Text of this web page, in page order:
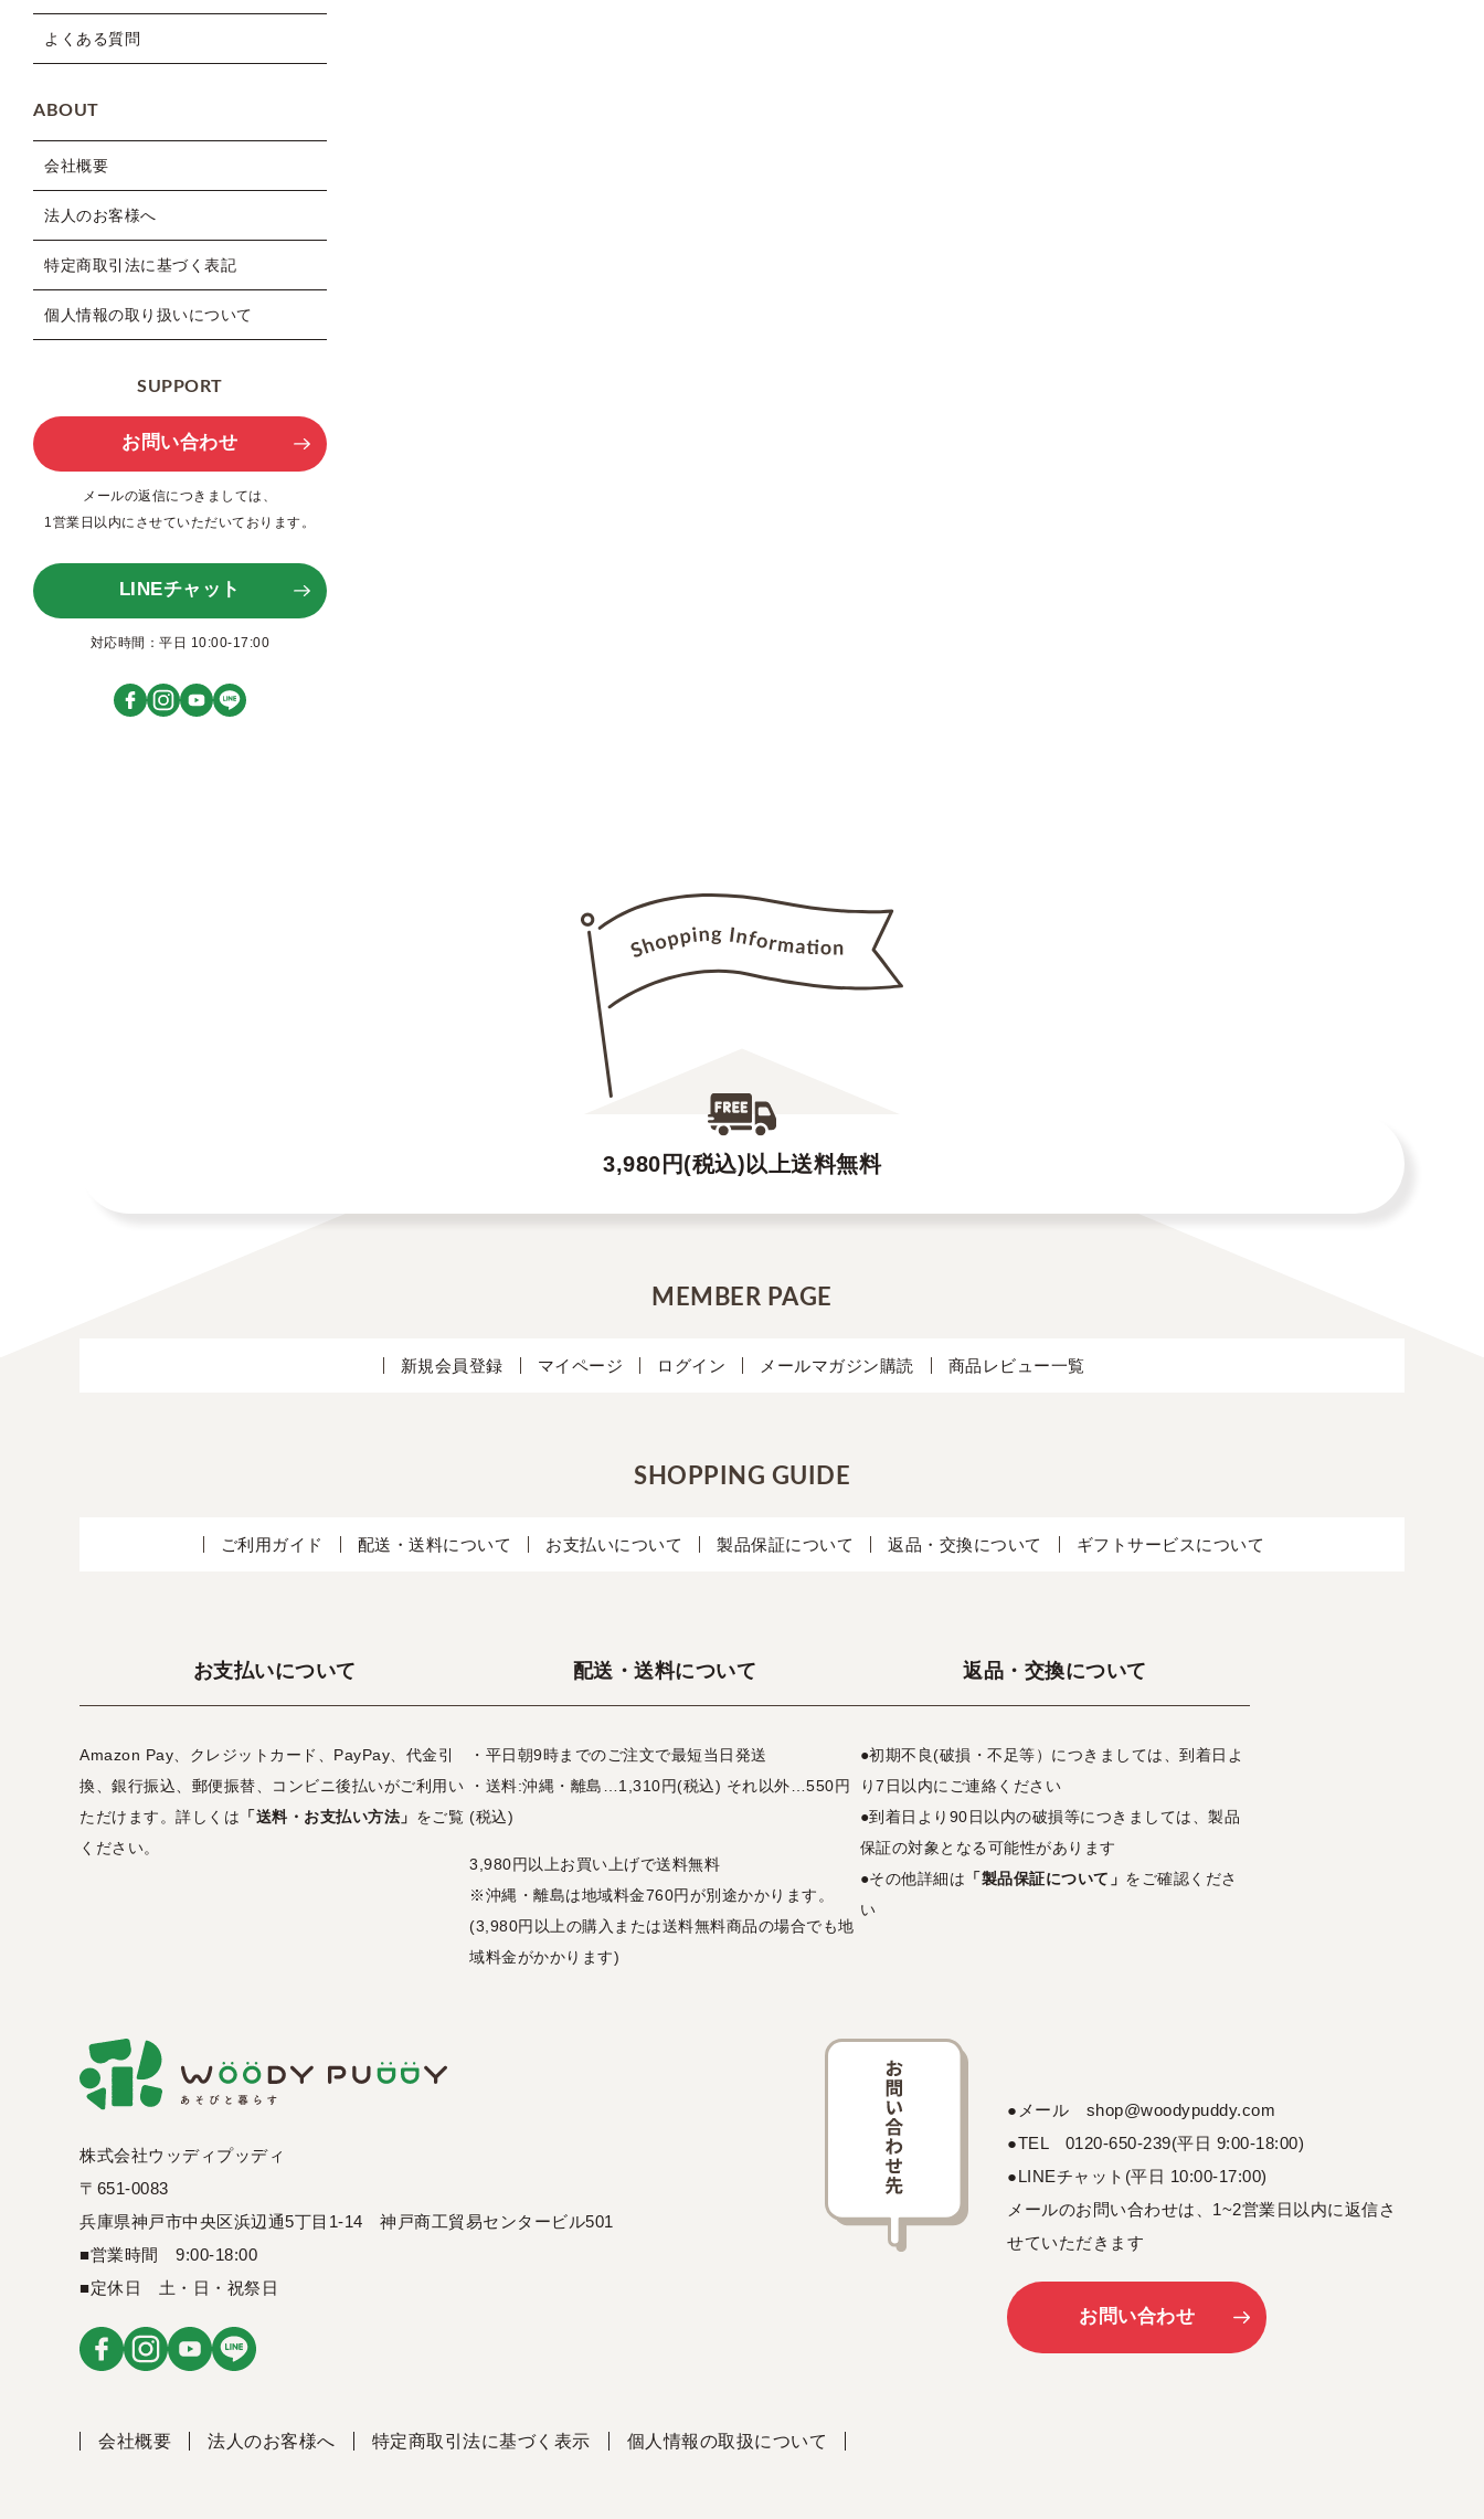
よくある質問
ABOUT
会社概要
法人のお客様へ
特定商取引法に基づく表記
個人情報の取り扱いについて
SUPPORT
お問い合わせ
メールの返信につきましては、
1営業日以内にさせていただいております。
LINEチャット
対応時間：平日 10:00-17:00
3,980円(税込)以上送料無料
MEMBER PAGE
新規会員登録 マイページ ログイン メールマガジン購読 商品レビュー一覧
SHOPPING GUIDE
ご利用ガイド 配送・送料について お支払いについて 製品保証について 返品・交換について ギフトサービスについて
お支払いについて
Amazon Pay、クレジットカード、PayPay、代金引
換、銀行振込、郵便振替、コンビニ後払いがご利用い
ただけます。詳しくは 「送料・お支払い方法」 をご覧
ください。
配送・送料について
・平日朝9時までのご注文で最短当日発送
・送料:沖縄・離島…1,310円(税込) それ以外…550円
(税込)
3,980円以上お買い上げで送料無料
※沖縄・離島は地域料金760円が別途かかります。
(3,980円以上の購入または送料無料商品の場合でも地
域料金がかかります)
返品・交換について
●初期不良(破損・不足等）につきましては、到着日よ
り7日以内にご連絡ください
●到着日より90日以内の破損等につきましては、製品
保証の対象となる可能性があります
●その他詳細は 「製品保証について」 をご確認くださ
い
株式会社ウッディプッディ
〒651-0083
兵庫県神戸市中央区浜辺通5丁目1-14 神戸商工貿易センタービル501
■営業時間 9:00-18:00
■定休日 土・日・祝祭日
●メール shop@woodypuddy.com
●TEL 0120-650-239(平日 9:00-18:00)
●LINEチャット(平日 10:00-17:00)
メールのお問い合わせは、1~2営業日以内に返信さ
せていただきます
お問い合わせ
会社概要 法人のお客様へ 特定商取引法に基づく表示 個人情報の取扱について